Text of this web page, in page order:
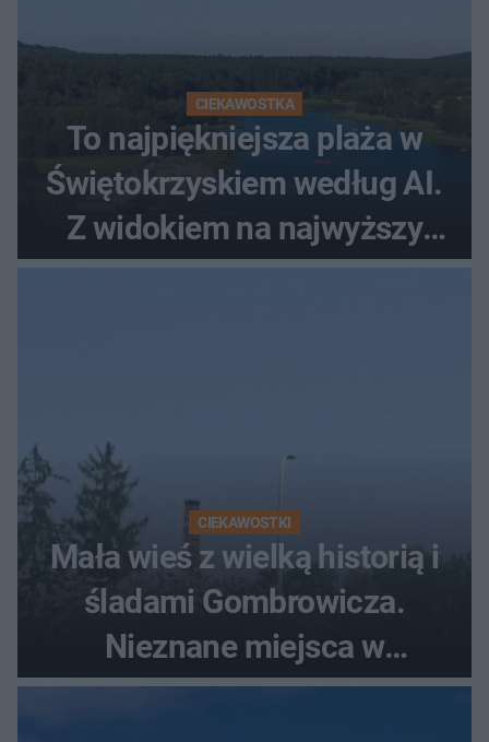
CIEKAWOSTKA
To najpiękniejsza plaża w
Świętokrzyskiem według AI.
Z widokiem na najwyższy
szczyt Gór Świętokrzyskich
CIEKAWOSTKI
Mała wieś z wielką historią i
śladami Gombrowicza.
Nieznane miejsca w
Świętokrzyskiem